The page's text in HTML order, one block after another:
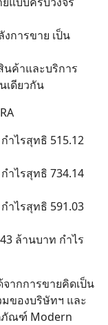
การขาย เป็น
ค้าและบริการ
เดียวกัน
ำไรสุทธิ 515.12
ำไรสุทธิ 734.14
ำไรสุทธิ 591.03
ล้านบาท กำไร
จากการขายคิดเป็น
มของบริษัทฯ และ
ภัณฑ์ Modern